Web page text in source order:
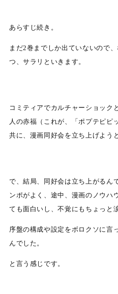
あらすじ続き。
まだ2巻までしか出ていないので
つ、サラリといきます。
コミティアでカルチャーショック
人の赤福（これが、「ポプテピピ
共に、漫画同好会を立ち上げよう
で、結局、同好会は立ち上がるん
ンポがよく、途中、漫画のノウハ
ても面白いし、不覚にもちょっと
序盤の構成や設定をボロクソに言
んでした。
と言う感じです。